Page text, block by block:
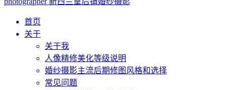
首页
关于
关于我
人像精修美化等级说明
婚纱摄影主流后期修图风格和选择
常见问题